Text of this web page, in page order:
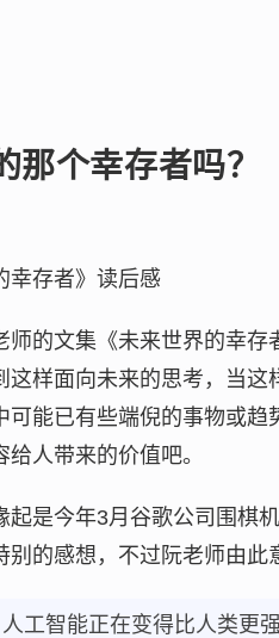
那个幸存者吗？
幸存者》读后感
师的文集《未来世界的幸
这样面向未来的思考，当
可能已有些端倪的事物或
人带来的价值吧。
起是今年3月谷歌公司围棋
别的感想，不过阮老师由此
工智能正在变得比人类更强